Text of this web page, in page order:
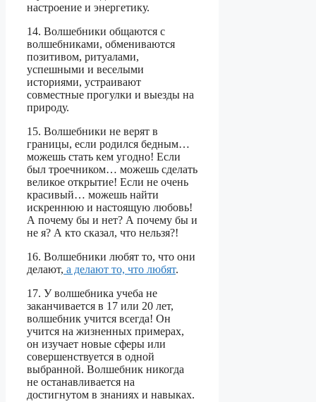
настроение и энергетику.
14. Волшебники общаются с
волшебниками, обмениваются
позитивом, ритуалами,
успешными и веселыми
историями, устраивают
совместные прогулки и выезды на
природу.
15. Волшебники не верят в
границы, если родился бедным…
можешь стать кем угодно! Если
был троечником… можешь сделать
великое открытие! Если не очень
красивый… можешь найти
искреннюю и настоящую любовь!
А почему бы и нет? А почему бы и
не я? А кто сказал, что нельзя?!
16. Волшебники любят то, что они
делают, а делают то, что любят.
17. У волшебника учеба не
заканчивается в 17 или 20 лет,
волшебник учится всегда! Он
учится на жизненных примерах,
он изучает новые сферы или
совершенствуется в одной
выбранной. Волшебник никогда
не останавливается на
достигнутом в знаниях и навыках.